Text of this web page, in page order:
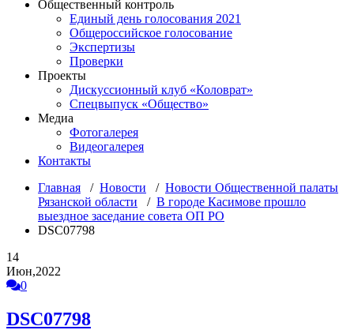
Общественный контроль
Единый день голосования 2021
Общероссийское голосование
Экспертизы
Проверки
Проекты
Дискуссионный клуб «Коловрат»
Спецвыпуск «Общество»
Медиа
Фотогалерея
Видеогалерея
Контакты
Главная / Новости / Новости Общественной палаты
Рязанской области / В городе Касимове прошло
выездное заседание совета ОП РО
DSC07798
14
Июн,2022
0
DSC07798